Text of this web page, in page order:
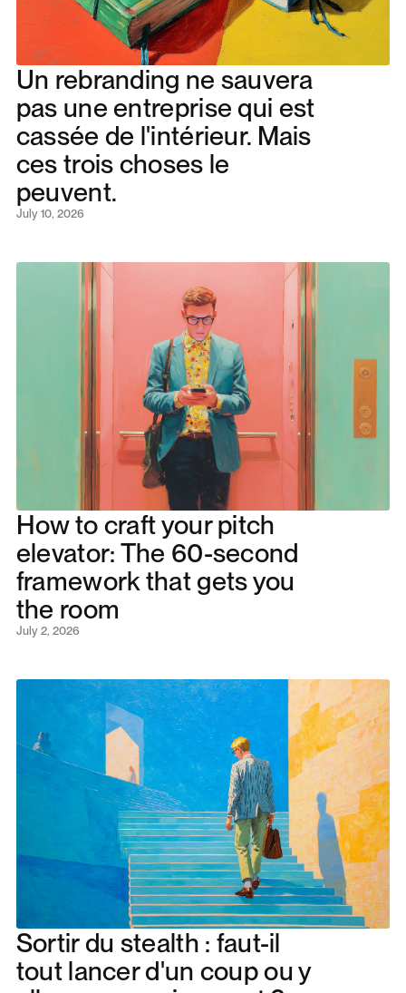
Un rebranding ne sauvera
pas une entreprise qui est
cassée de l'intérieur. Mais
ces trois choses le
peuvent.
July 10, 2026
How to craft your pitch
elevator: The 60-second
framework that gets you
the room
July 2, 2026
Sortir du stealth : faut-il
tout lancer d'un coup ou y